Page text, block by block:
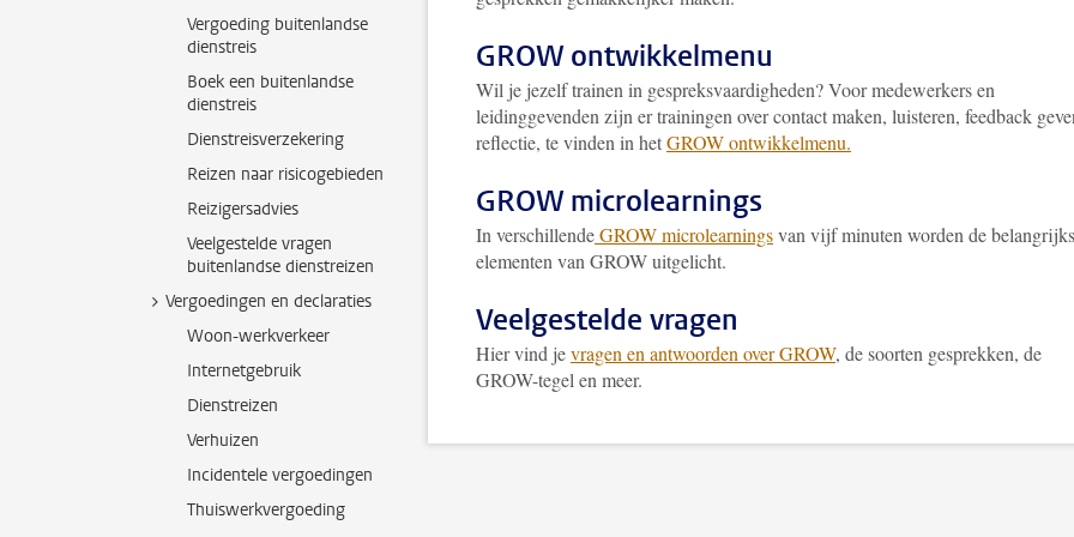
Vergoeding buitenlandse
dienstreis
Boek een buitenlandse
dienstreis
Dienstreisverzekering
Reizen naar risicogebieden
Reizigersadvies
Veelgestelde vragen
buitenlandse dienstreizen
Vergoedingen en declaraties
Woon-werkverkeer
Internetgebruik
Dienstreizen
Verhuizen
Incidentele vergoedingen
Thuiswerkvergoeding
GROW ontwikkelmenu
Wil je jezelf trainen in gespreksvaardigheden? Voor medewerkers en
leidinggevenden zijn er trainingen over contact maken, luisteren, feedback
reflectie, te vinden in hetGROW ontwikkelmenu.
GROW microlearnings
In verschillendeGROW microlearningsvan vijf minuten worden de
elementen van GROW uitgelicht.
Veelgestelde vragen
Hier vind jevragen en antwoorden over GROW, de soorten gesprekken, de
GROW-tegel en meer.